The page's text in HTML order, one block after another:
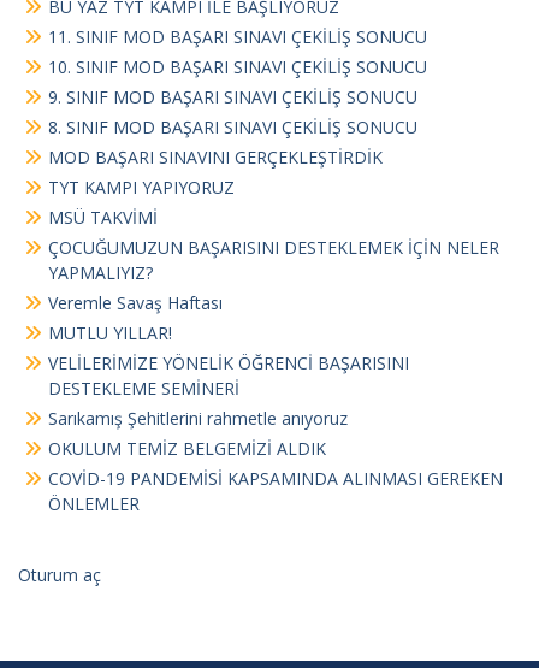
BU YAZ TYT KAMPI İLE BAŞLIYORUZ
11. SINIF MOD BAŞARI SINAVI ÇEKİLİŞ SONUCU
10. SINIF MOD BAŞARI SINAVI ÇEKİLİŞ SONUCU
9. SINIF MOD BAŞARI SINAVI ÇEKİLİŞ SONUCU
8. SINIF MOD BAŞARI SINAVI ÇEKİLİŞ SONUCU
MOD BAŞARI SINAVINI GERÇEKLEŞTİRDİK
TYT KAMPI YAPIYORUZ
MSÜ TAKVİMİ
ÇOCUĞUMUZUN BAŞARISINI DESTEKLEMEK İÇİN NELER
YAPMALIYIZ?
Veremle Savaş Haftası
MUTLU YILLAR!
VELİLERİMİZE YÖNELİK ÖĞRENCİ BAŞARISINI
DESTEKLEME SEMİNERİ
Sarıkamış Şehitlerini rahmetle anıyoruz
OKULUM TEMİZ BELGEMİZİ ALDIK
COVİD-19 PANDEMİSİ KAPSAMINDA ALINMASI GEREKEN
ÖNLEMLER
Oturum aç